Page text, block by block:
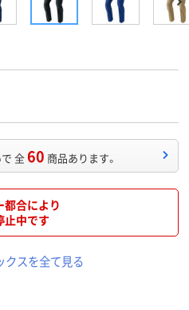
で 全60 商品あります。
都合により
止中です
クスを全て見る